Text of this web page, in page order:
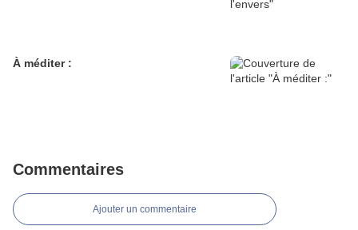
À méditer :
Commentaires
Ajouter un commentaire